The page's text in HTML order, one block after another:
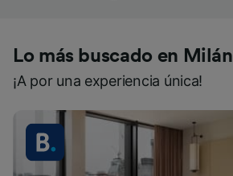
Lo más buscado en Milán
¡A por una experiencia única!